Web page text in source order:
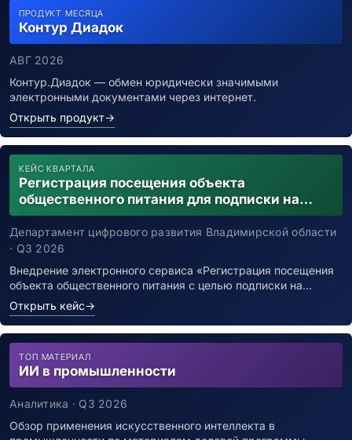
ПРОДУКТ МЕСЯЦА
Контур Диадок
АВГ 2026
Контур.Диадок — обмен юридически значимыми
электронными документами через интернет.
Открыть продукт→
КЕЙС КВАРТАЛА
Регистрация посещения объекта
общественного питания для подписки на
уведомления о возможном контакте с
заболевшим новой коронавирусной
инфекцией
Департамент цифрового развития Владимирской области
· Q3 2026
Внедрение электронного сервиса «Регистрация посещения
объекта общественного питания с целью подписки на…
Открыть кейс→
ТОП МАТЕРИАЛ
ИИ в промышленности
Аналитика · Q3 2026
Обзор применения искусственного интеллекта в